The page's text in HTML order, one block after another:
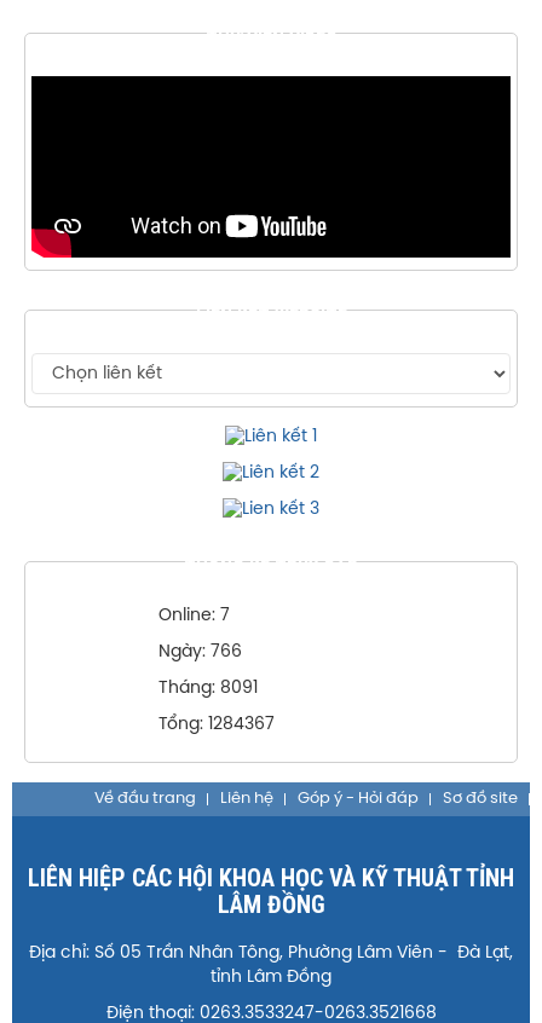
THƯ VIỆN VIDEO
LIÊN KẾT WEBSITE
THỐNG KÊ TRUY CẬP
Online: 7
Ngày: 766
Tháng: 8091
Tổng: 1284367
Về đầu trang Liên hệ Góp ý - Hỏi đáp Sơ đồ site
LIÊN HIỆP CÁC HỘI KHOA HỌC VÀ KỸ THUẬT TỈNH
LÂM ĐỒNG
Địa chỉ: Số 05 Trần Nhân Tông, Phường Lâm Viên - Đà Lạt,
tỉnh Lâm Đồng
Điện thoại: 0263.3533247-0263.3521668